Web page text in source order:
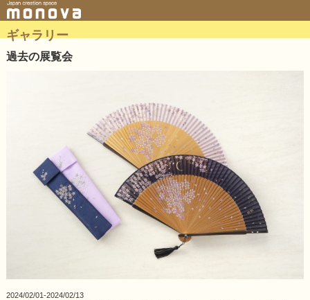
ギャラリー
過去の展覧会
2024/02/01-2024/02/13